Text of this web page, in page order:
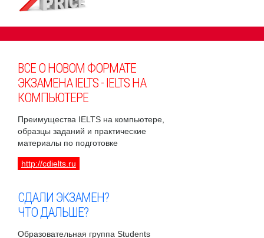
ВСЕ О НОВОМ ФОРМАТЕ
ЭКЗАМЕНА IELTS - IELTS НА
КОМПЬЮТЕРЕ
Преимущества IELTS на компьютере,
образцы заданий и практические
материалы по подготовке
http://cdielts.ru
СДАЛИ ЭКЗАМЕН?
ЧТО ДАЛЬШЕ?
Образовательная группа Students